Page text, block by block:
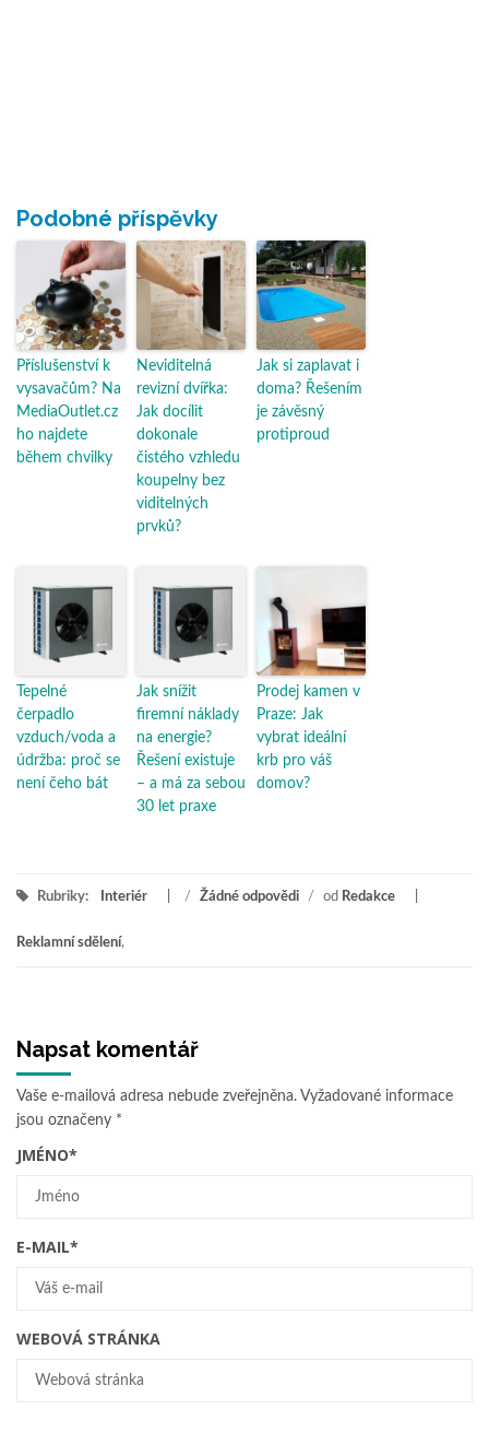
Podobné příspěvky
Příslušenství k
vysavačům? Na
MediaOutlet.cz
ho najdete
během chvilky
Neviditelná
revizní dvířka:
Jak docílit
dokonale
čistého vzhledu
koupelny bez
viditelných
prvků?
Jak si zaplavat i
doma? Řešením
je závěsný
protiproud
Tepelné
čerpadlo
vzduch/voda a
údržba: proč se
není čeho bát
Jak snížit
firemní náklady
na energie?
Řešení existuje
– a má za sebou
30 let praxe
Prodej kamen v
Praze: Jak
vybrat ideální
krb pro váš
domov?
Rubriky: Interiér / Žádné odpovědi / od Redakce
Reklamní sdělení,
Napsat komentář
Vaše e-mailová adresa nebude zveřejněna. Vyžadované informace
jsou označeny *
JMÉNO*
E-MAIL*
WEBOVÁ STRÁNKA